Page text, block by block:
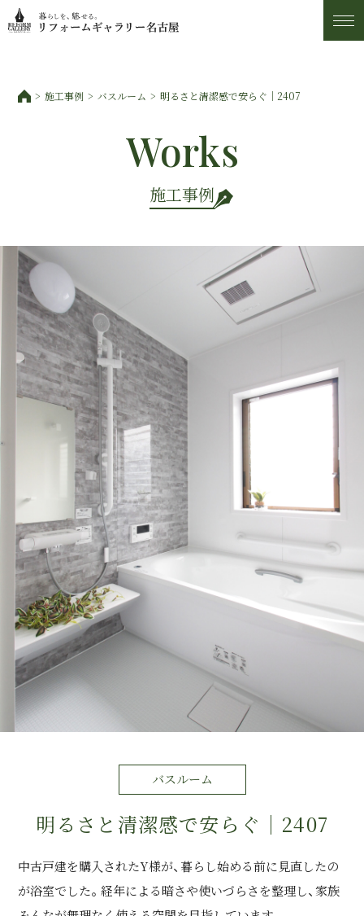
アフター・保証サービス
ショールーム・アクセス
スタッフ紹介
運営会社情報
来店予約
お問い合わせ
施工事例 バスルーム 明るさと清潔感で安らぐ｜2407
施工事例
Works
バスルーム
明るさと清潔感で安らぐ｜2407
中古戸建を購入されたY様が、暮らし始める前に見直したの
が浴室でした。経年による暗さや使いづらさを整理し、家族